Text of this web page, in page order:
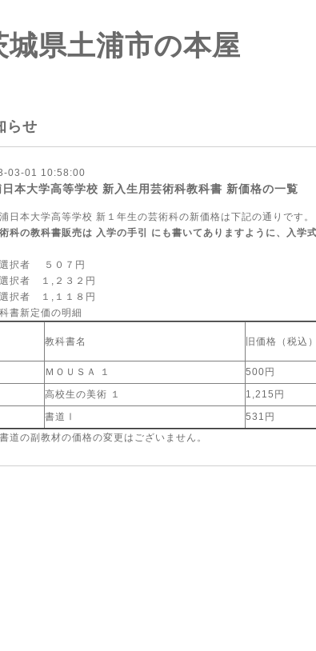
県土浦市の本屋
らせ
03-01 10:58:00
日本大学高等学校 新入生用芸術科教科書 新価格の一覧
日本大学高等学校 新１年生の芸術科の新価格は下記の通りです。
科の教科書販売は 入学の手引 にも書いてありますように、入学
択者 ５０７円
択者 １,２３２円
択者 １,１１８円
書新定価の明細
教科書名 旧価格（税込）
ＭＯＵＳＡ １ 500円
高校生の美術 １ 1,215円
書道Ⅰ 531円
の副教材の価格の変更はございません。